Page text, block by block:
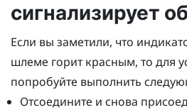
сигнализирует
Если вы заметили, что
шлеме горит красным, то для
попробуйте выполнить
Отсоедините и снова